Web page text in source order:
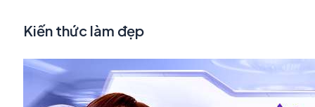
Kiến thức làm đẹp